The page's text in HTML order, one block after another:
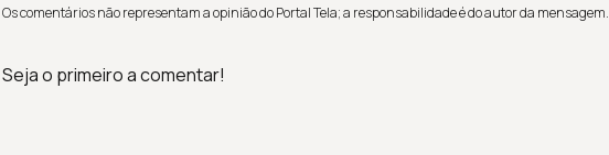
Os comentários não representam a opinião do Portal Tela; a responsabilidade é do autor da mensagem.
Seja o primeiro a comentar!